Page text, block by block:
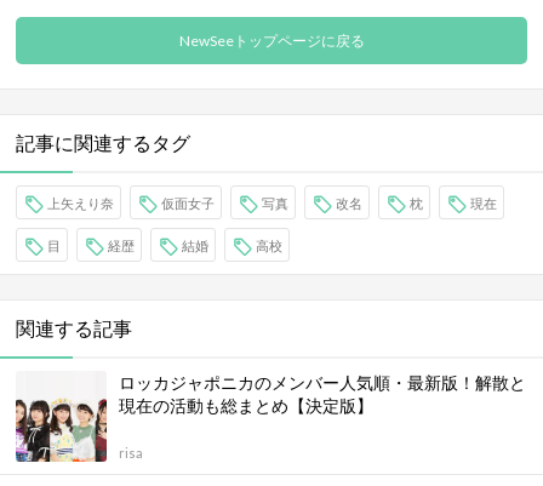
NewSeeトップページに戻る
記事に関連するタグ
上矢えり奈 仮面女子 写真 改名 枕 現在
目 経歴 結婚 高校
関連する記事
ロッカジャポニカのメンバー人気順・最新版！解散と
現在の活動も総まとめ【決定版】
risa